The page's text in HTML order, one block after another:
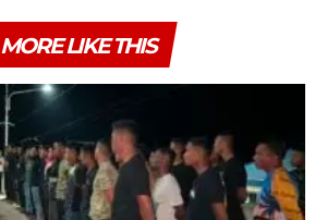
MORE LIKE THIS